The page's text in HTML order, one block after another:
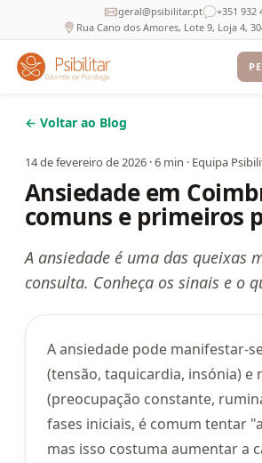
geral@psibilitar.pt
+351 932
Rua Cano dos Amores, Lote 9, Loja 4,
← Voltar ao Blog
14 de fevereiro de 2026 ·6 min · Equipa
Ansiedade em
comuns e primeiros
A ansiedade é uma das queixas
consulta. Conheça os sinais e o
A ansiedade pode manifestar-
(tensão, taquicardia, insónia) e
(preocupação constante,
fases iniciais, é comum tentar
mas isso costuma aumentar a